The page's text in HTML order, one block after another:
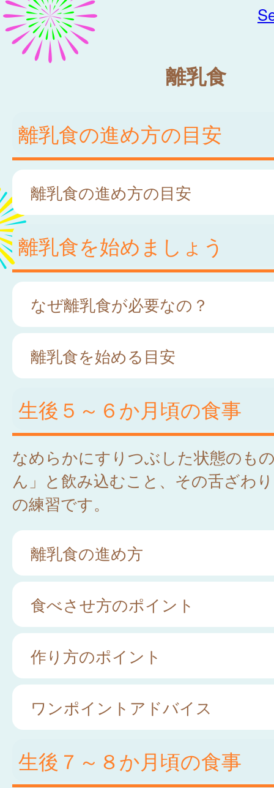
離乳食
離乳食の進め方の目安
離乳食の進め方の目安
離乳食を始めましょう
なぜ離乳食が必要なの？
離乳食を始める目安
生後５～６か月頃の食事
なめらかにすりつぶした状態のも
ん」と飲み込むこと、その舌ざわ
の練習です。
離乳食の進め方
食べさせ方のポイント
作り方のポイント
ワンポイントアドバイス
生後７～８か月頃の食事